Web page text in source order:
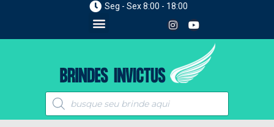
Seg - Sex 8:00 - 18:00